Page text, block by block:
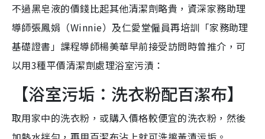
不過黑皂液的價錢比起其他清潔劑略貴，資深家務助理
導師張鳳娟（Winnie）及仁愛堂僱員再培訓「家務助理
基礎證書」課程導師楊美華早前接受訪問時曾推介，可
以用3種平價清潔劑處理浴室污漬：
【浴室污垢：洗衣粉配百潔布】
取用家中的洗衣粉，或購入價格較便宜的洗衣粉，然後